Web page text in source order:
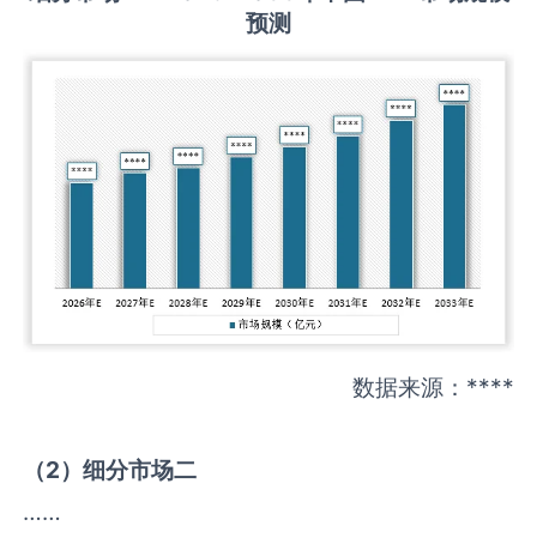
预测
数据来源：****
（2）细分市场二
……